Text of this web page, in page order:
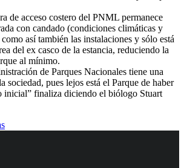
de acceso costero del PNML permanece
con candado (condiciones climáticas y
así también las instalaciones y sólo está
del ex casco de la estancia, reduciendo la
al mínimo.
de Parques Nacionales tiene una
sociedad, pues lejos está el Parque de haber
inicial” finaliza diciendo el biólogo Stuart